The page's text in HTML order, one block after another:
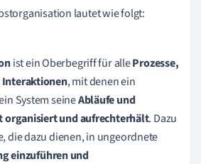
lautet wie folgt:
ist ein Oberbegriff für alleProzesse,
, mit denen ein
System seineAbläufe und
organisiert und aufrechterhält. Dazu
die dazu dienen, in ungeordnete
einzuführen und